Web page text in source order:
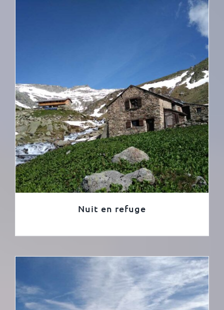
Nuit en refuge